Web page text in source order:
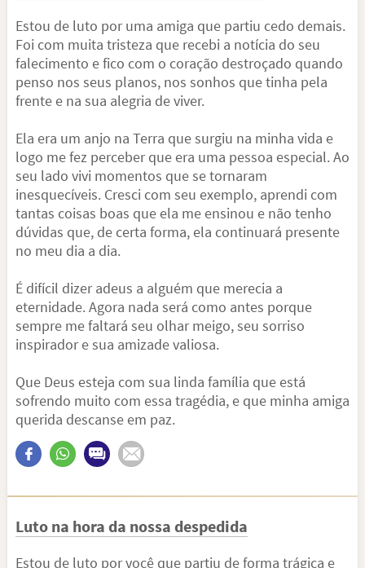
Estou de luto por uma amiga que partiu cedo demais.
Foi com muita tristeza que recebi a notícia do seu
falecimento e fico com o coração destroçado quando
penso nos seus planos, nos sonhos que tinha pela
frente e na sua alegria de viver.
Ela era um anjo na Terra que surgiu na minha vida e
logo me fez perceber que era uma pessoa especial. Ao
seu lado vivi momentos que se tornaram
inesquecíveis. Cresci com seu exemplo, aprendi com
tantas coisas boas que ela me ensinou e não tenho
dúvidas que, de certa forma, ela continuará presente
no meu dia a dia.
É difícil dizer adeus a alguém que merecia a
eternidade. Agora nada será como antes porque
sempre me faltará seu olhar meigo, seu sorriso
inspirador e sua amizade valiosa.
Que Deus esteja com sua linda família que está
sofrendo muito com essa tragédia, e que minha amiga
querida descanse em paz.
Luto na hora da nossa despedida
Estou de luto por você que partiu de forma trágica e